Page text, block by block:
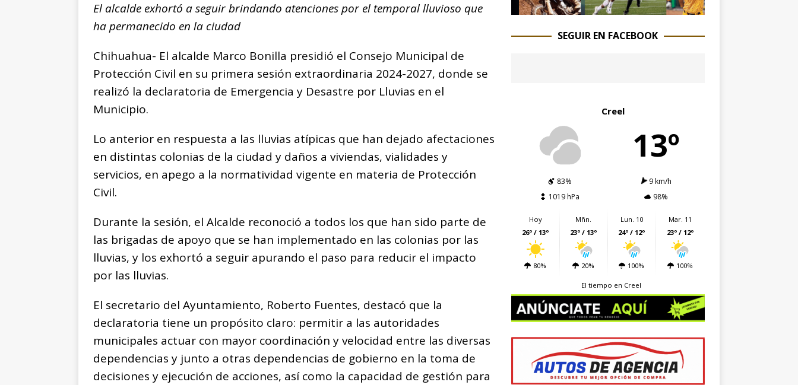
c
e
b
o
o
k
at
s
A
p
p
ss
e
n
g
e
ai
l
p
y
Li
n
k
m
ar
ti
r
El alcalde exhortó a seguir brindando atenciones por el temporal lluvioso que
ha permanecido en la ciudad
Chihuahua- El alcalde Marco Bonilla presidió el Consejo Municipal de
Protección Civil en su primera sesión extraordinaria 2024-2027, donde se
realizó la declaratoria de Emergencia y Desastre por Lluvias en el
Municipio.
Lo anterior en respuesta a las lluvias atípicas que han dejado afectaciones
en distintas colonias de la ciudad y daños a viviendas, vialidades y
servicios, en apego a la normatividad vigente en materia de Protección
Civil.
Durante la sesión, el Alcalde reconoció a todos los que han sido parte de
las brigadas de apoyo que se han implementado en las colonias por las
lluvias, y los exhortó a seguir apurando el paso para reducir el impacto
por las lluvias.
El secretario del Ayuntamiento, Roberto Fuentes, destacó que la
declaratoria tiene un propósito claro: permitir a las autoridades
municipales actuar con mayor coordinación y velocidad entre las diversas
dependencias y junto a otras dependencias de gobierno en la toma de
decisiones y ejecución de acciones, así como la capacidad de gestión para
SEGUIR EN FACEBOOK
Creel
13º
83%
9 km/h
1019 hPa
98%
Hoy
26º / 13º
80%
Mñn.
23º / 13º
20%
Lun. 10
24º / 12º
100%
Mar. 11
23º / 12º
100%
El tiempo en Creel